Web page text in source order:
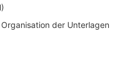
der Unterlagen